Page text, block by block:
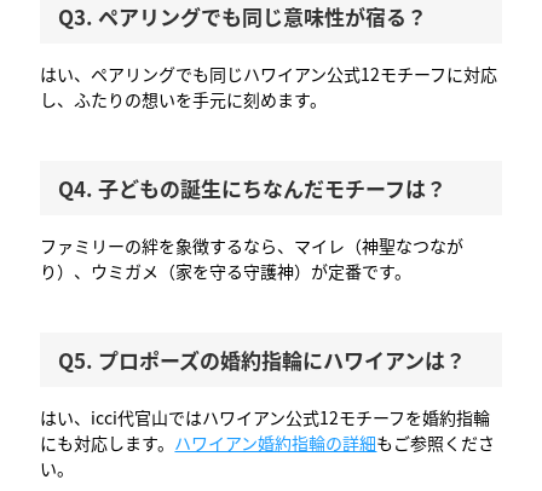
Q3. ペアリングでも同じ意味性が宿る？
はい、ペアリングでも同じハワイアン公式12モチーフに対応
し、ふたりの想いを手元に刻めます。
Q4. 子どもの誕生にちなんだモチーフは？
ファミリーの絆を象徴するなら、マイレ（神聖なつなが
り）、ウミガメ（家を守る守護神）が定番です。
Q5. プロポーズの婚約指輪にハワイアンは？
はい、icci代官山ではハワイアン公式12モチーフを婚約指輪
にも対応します。 ハワイアン婚約指輪の詳細もご参照くださ
い。